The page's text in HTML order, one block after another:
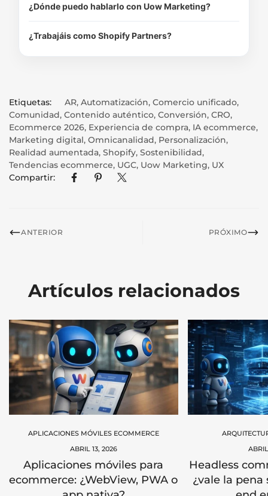
¿Dónde puedo hablarlo con Uow Marketing?
¿Trabajáis como Shopify Partners?
Etiquetas: AR, Automatización, Comercio unificado,
Comunidad, Contenido auténtico, Conversión, CRO,
Ecommerce 2026, Experiencia de compra, IA ecommerce,
Marketing digital, Omnicanalidad, Personalización,
Realidad aumentada, Shopify, Sostenibilidad,
Tendencias ecommerce, UGC, Uow Marketing, UX
Compartir:
ANTERIOR PRÓXIMO
Artículos relacionados
APLICACIONES MÓVILES ECOMMERCE
ABRIL 13, 2026
Aplicaciones móviles para
ecommerce: ¿WebView, PWA o
Headless
¿vale la pena